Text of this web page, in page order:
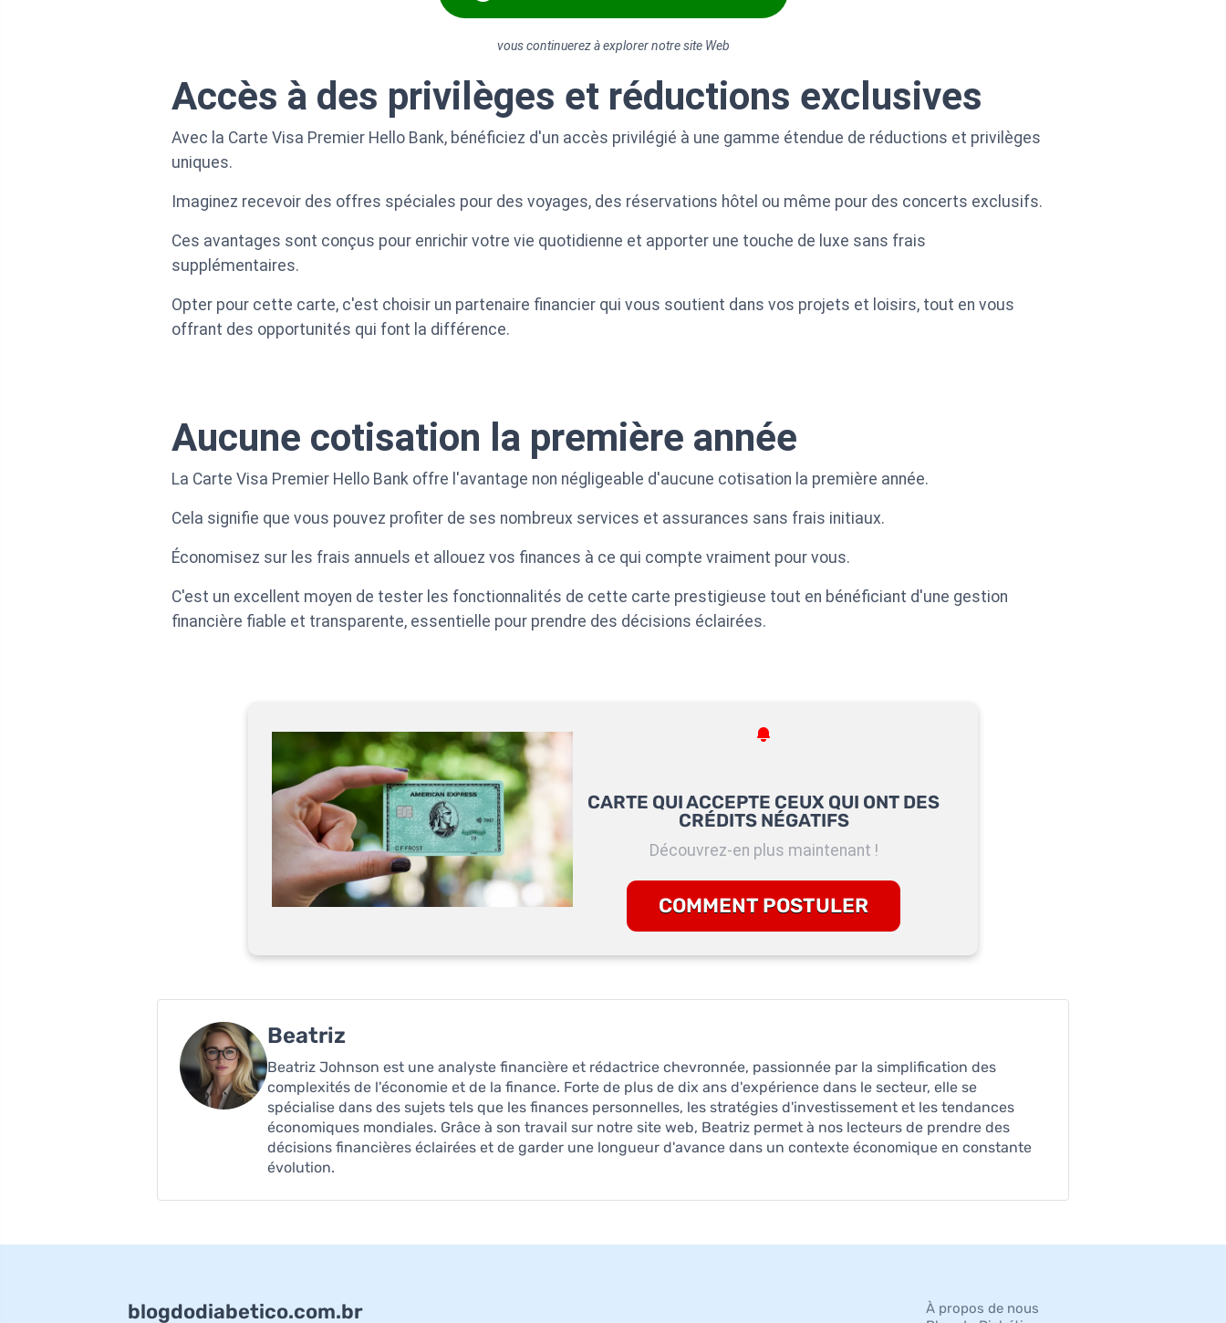
vous continuerez à explorer notre site Web
Accès à des privilèges et réductions exclusives
Avec la Carte Visa Premier Hello Bank, bénéficiez d'un accès privilégié à une gamme étendue de réductions et privilèges
uniques.
Imaginez recevoir des offres spéciales pour des voyages, des réservations hôtel ou même pour des concerts exclusifs.
Ces avantages sont conçus pour enrichir votre vie quotidienne et apporter une touche de luxe sans frais
supplémentaires.
Opter pour cette carte, c'est choisir un partenaire financier qui vous soutient dans vos projets et loisirs, tout en vous
offrant des opportunités qui font la différence.
Aucune cotisation la première année
La Carte Visa Premier Hello Bank offre l'avantage non négligeable d'aucune cotisation la première année.
Cela signifie que vous pouvez profiter de ses nombreux services et assurances sans frais initiaux.
Économisez sur les frais annuels et allouez vos finances à ce qui compte vraiment pour vous.
C'est un excellent moyen de tester les fonctionnalités de cette carte prestigieuse tout en bénéficiant d'une gestion
financière fiable et transparente, essentielle pour prendre des décisions éclairées.
CARTE QUI ACCEPTE CEUX QUI ONT DES
CRÉDITS NÉGATIFS
Découvrez-en plus maintenant !
COMMENT POSTULER
Beatriz
Beatriz Johnson est une analyste financière et rédactrice chevronnée, passionnée par la simplification des
complexités de l'économie et de la finance. Forte de plus de dix ans d'expérience dans le secteur, elle se
spécialise dans des sujets tels que les finances personnelles, les stratégies d'investissement et les tendances
économiques mondiales. Grâce à son travail sur notre site web, Beatriz permet à nos lecteurs de prendre des
décisions financières éclairées et de garder une longueur d'avance dans un contexte économique en constante
évolution.
blogdodiabetico.com.br
À propos de nous